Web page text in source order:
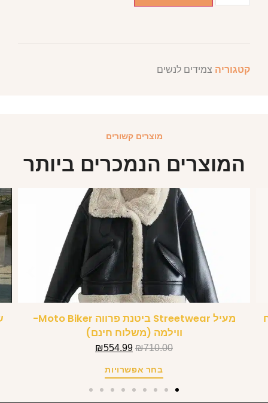
קטגוריה צמידים לנשים
מוצרים קשורים
המוצרים הנמכרים ביותר
מעיל Streetwear ביטנת פרווה Moto Biker-
ווילמה (משלוח חינם)
₪710.00
₪554.99
בחר אפשרויות